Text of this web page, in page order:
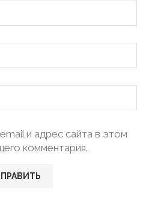
и адрес сайта в этом
комментария.